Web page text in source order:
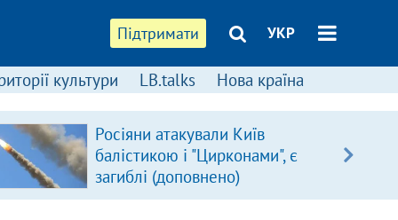
Підтримати УКР
культури LB.talks Нова країна
Росіяни атакували Київ
балістикою і "Цирконами", є
загиблі (доповнено)